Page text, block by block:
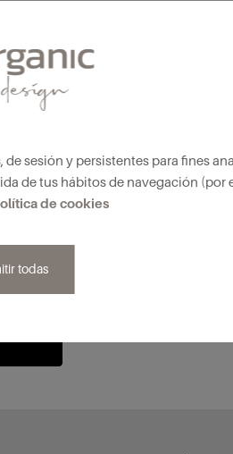
leído y acepto la
sesión y persistentes para fines
de tus hábitos de navegación (por
de cookies
todas